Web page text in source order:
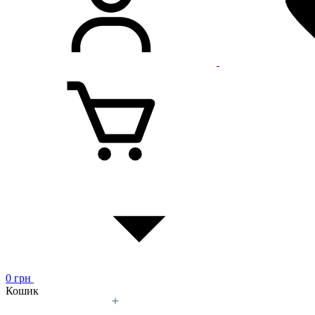
0 грн
Кошик